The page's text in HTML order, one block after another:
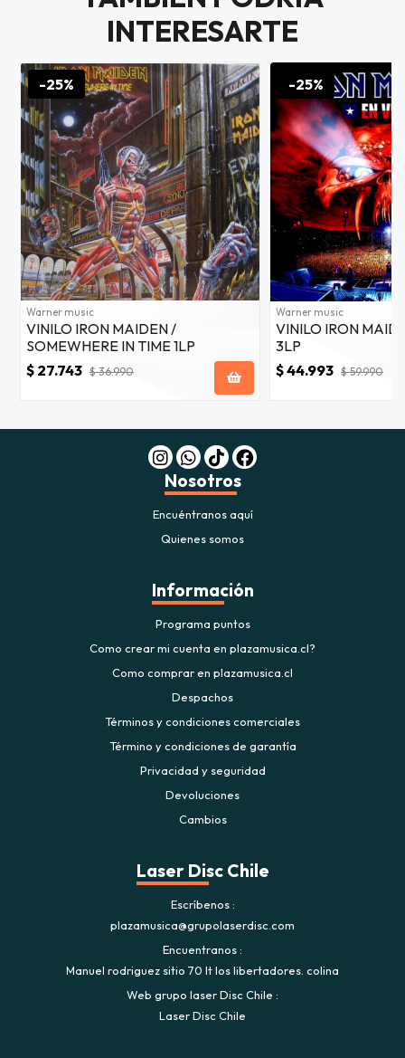
INTERESARTE
-25%
Warner music
VINILO IRON MAIDEN /
SOMEWHERE IN TIME 1LP
$ 27.743 $ 36.990
-25%
Warner music
VINILO IRON
3LP
$ 44.993 $ 59.990
Nosotros
Encuéntranos aquí
Quienes somos
Información
Programa puntos
Como crear mi cuenta en plazamusica.cl?
Como comprar en plazamusica.cl
Despachos
Términos y condiciones comerciales
Término y condiciones de garantía
Privacidad y seguridad
Devoluciones
Cambios
Laser Disc Chile
Escríbenos
plazamusica@grupolaserdisc.com
Encuentranos
Manuel rodriguez sitio 70 lt los libertadores. colina
Web grupo laser Disc Chile
Laser Disc Chile